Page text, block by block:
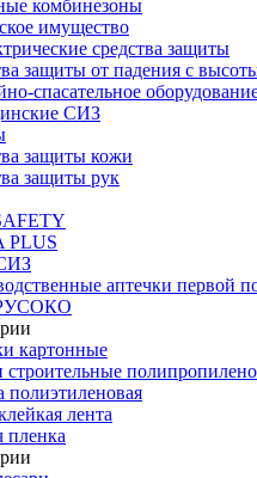
комбинезоны
имущество
средства защиты
защиты от падения с
спасательное
СИЗ
защиты кожи
защиты рук
PLUS
аптечки первой
картонные
полиэтиленовая
лента
пленка